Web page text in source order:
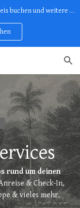
🛎 +49 (0)89 74141700 ✓ Jetzt zum besten Preis buchen und weitere Vorteile sichern!
rund um deinen
&Check-In,
& vieles mehr.